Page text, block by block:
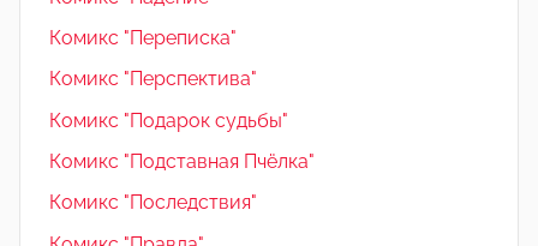
Комикс "Переписка"
Комикс "Перспектива"
Комикс "Подарок судьбы"
Комикс "Подставная Пчёлка"
Комикс "Последствия"